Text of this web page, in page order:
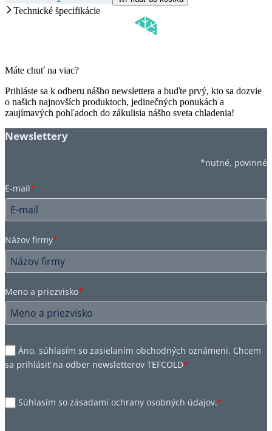
Technické špecifikácie
Máte chuť na viac?
Prihláste sa k odberu nášho newslettera a buďte prvý, kto sa dozvie
o našich najnovších produktoch, jedinečných ponukách a
zaujímavých pohľadoch do zákulisia nášho sveta chladenia!
Newslettery
*nutné, povinné
E-mail*
Názov firmy*
Meno a priezvisko*
Áno, súhlasím so zasielaním obchodných oznámeni. Chcem
sa prihlásiť na odber newsletterov TEFCOLD*
Súhlasím so zásadami ochrany osobných údajov.*